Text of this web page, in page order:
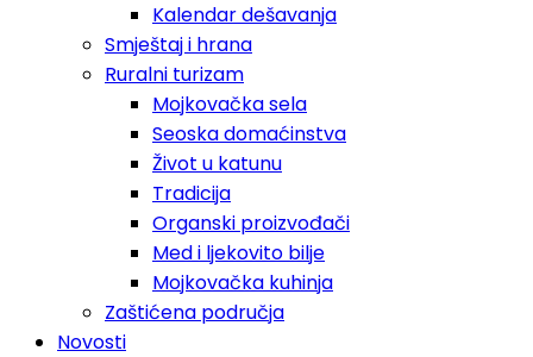
Kalendar dešavanja
Smještaj i hrana
Ruralni turizam
Mojkovačka sela
Seoska domaćinstva
Život u katunu
Tradicija
Organski proizvođači
Med i ljekovito bilje
Mojkovačka kuhinja
Zaštićena područja
Novosti